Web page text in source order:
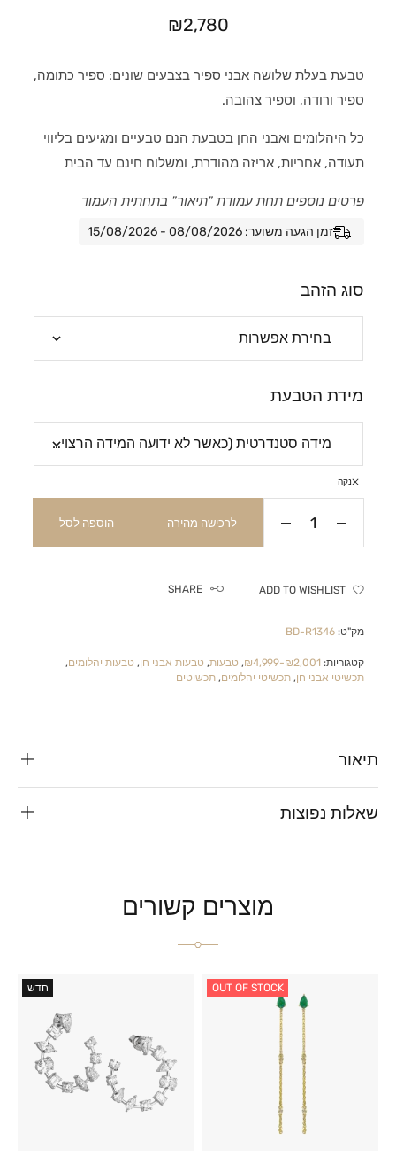
₪2,780
טבעת בעלת שלושה אבני ספיר בצבעים שונים: ספיר כתומה,
ספיר ורודה, וספיר צהובה.
כל היהלומים ואבני החן בטבעת הנם טבעיים ומגיעים בליווי
תעודה, אחריות, אריזה מהודרת, ומשלוח חינם עד הבית
פרטים נוספים תחת עמודת "תיאור" בתחתית העמוד
זמן הגעה משוער: 08/08/2026 - 15/08/2026
סוג הזהב
מידת הטבעת
נקה
לרכישה מהירה הוספה לסל
ADD TO WISHLIST
SHARE
מק"ט:BD-R1346
קטגוריות: ₪2,001-₪4,999
, טבעות, טבעות אבני חן, טבעות יהלומים,
תכשיטי אבני חן,תכשיטי יהלומים,תכשיטים
תיאור
שאלות נפוצות
מוצרים קשורים
OUT OF STOCK חדש